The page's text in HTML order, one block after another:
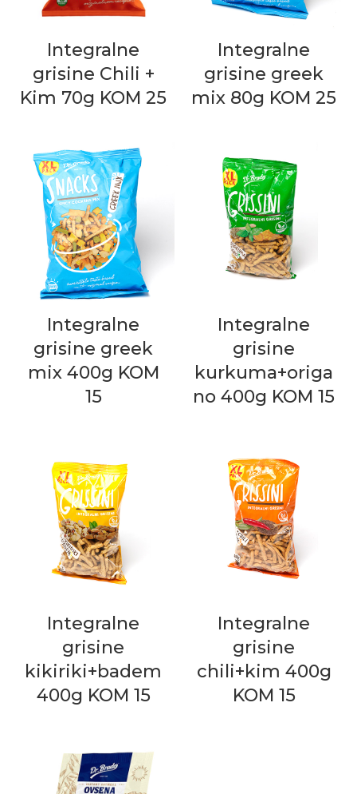
Integralne
grisine Chili +
Kim 70g KOM 25
Integralne
grisine greek
mix 80g KOM 25
Integralne
grisine greek
mix 400g KOM
15
Integralne
grisine
kurkuma+origa
no 400g KOM 15
Integralne
grisine
kikiriki+badem
400g KOM 15
Integralne
grisine
chili+kim 400g
KOM 15